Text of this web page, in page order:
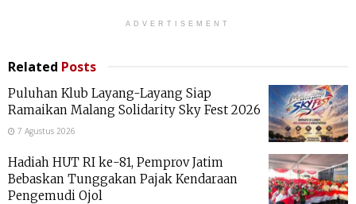
ADVERTISEMENT
Related Posts
Puluhan Klub Layang-Layang Siap
Ramaikan Malang Solidarity Sky Fest 2026
7 Agustus 2026
Hadiah HUT RI ke-81, Pemprov Jatim
Bebaskan Tunggakan Pajak Kendaraan
Pengemudi Ojol